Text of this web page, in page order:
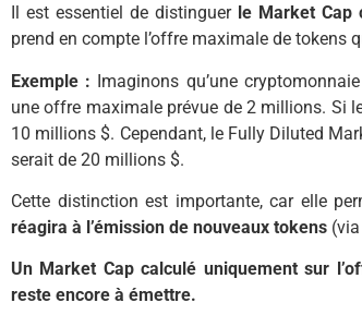
Il est essentiel de distinguer le Market Cap
prend en compte l’offre maximale de tokens
Exemple : Imaginons qu’une
une offre maximale prévue de 2 millions. Si
10 millions $. Cependant, le Fully Diluted
serait de 20 millions $.
Cette distinction est importante, car elle
réagira à l’émission de nouveaux tokens
Un Market Cap calculé uniquement sur
reste encore à émettre.